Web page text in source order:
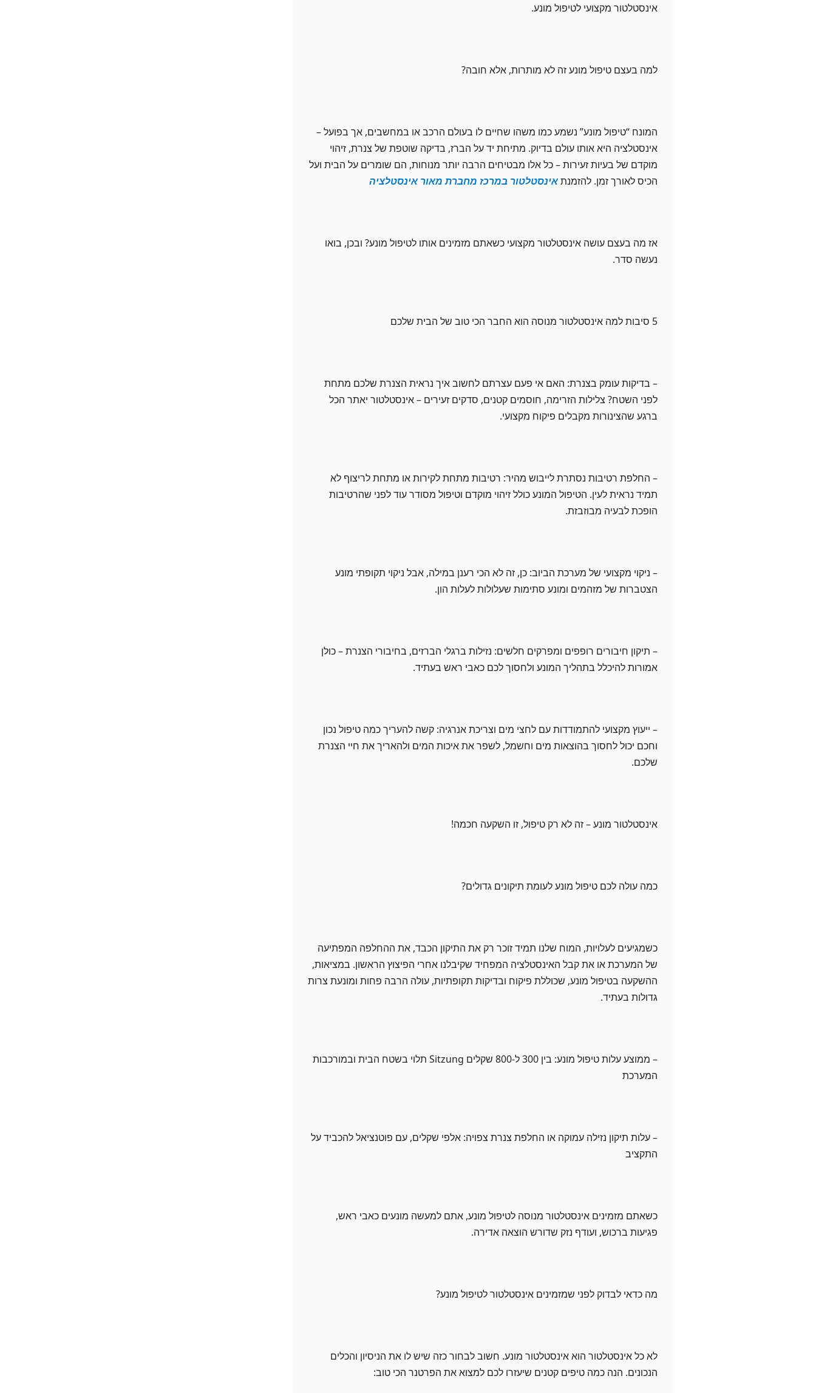
אינסטלטור מקצועי לטיפול מונע.
למה בעצם טיפול מונע זה לא מותרות, אלא חובה?
המונח “טיפול מונע” נשמע כמו משהו שחיים לו בעולם הרכב או במחשבים, אך בפועל –
אינסטלציה היא אותו עולם בדיוק. מתיחת יד על הברז, בדיקה שוטפת של צנרת, זיהוי
מוקדם של בעיות זעירות – כל אלו מבטיחים הרבה יותר מנוחות, הם שומרים על הבית ועל
הכיס לאורך זמן. להזמנתאינסטלטור במרכז מחברת מאור אינסטלציה
אז מה בעצם עושה אינסטלטור מקצועי כשאתם מזמינים אותו לטיפול מונע? ובכן, בואו
נעשה סדר.
5 סיבות למה אינסטלטור מנוסה הוא החבר הכי טוב של הבית שלכם
– בדיקות עומק בצנרת: האם אי פעם עצרתם לחשוב איך נראית הצנרת שלכם מתחת
לפני השטח? צלילות הזרימה, חוסמים קטנים, סדקים זעירים – אינסטלטור יאתר הכל
ברגע שהצינורות מקבלים פיקוח מקצועי.
– החלפת רטיבות נסתרת לייבוש מהיר: רטיבות מתחת לקירות או מתחת לריצוף לא
תמיד נראית לעין. הטיפול המונע כולל זיהוי מוקדם וטיפול מסודר עוד לפני שהרטיבות
הופכת לבעיה מבוזבזת.
– ניקוי מקצועי של מערכת הביוב: כן, זה לא הכי רענן במילה, אבל ניקוי תקופתי מונע
הצטברות של מזהמים ומונע סתימות שעלולות לעלות הון.
– תיקון חיבורים רופפים ומפרקים חלשים: נזילות ברגלי הברזים, בחיבורי הצנרת – כולן
אמורות להיכלל בתהליך המונע ולחסוך לכם כאבי ראש בעתיד.
– ייעוץ מקצועי להתמודדות עם לחצי מים וצריכת אנרגיה: קשה להעריך כמה טיפול נכון
וחכם יכול לחסוך בהוצאות מים וחשמל, לשפר את איכות המים ולהאריך את חיי הצנרת
שלכם.
אינסטלטור מונע – זה לא רק טיפול, זו השקעה חכמה!
כמה עולה לכם טיפול מונע לעומת תיקונים גדולים?
כשמגיעים לעלויות, המוח שלנו תמיד זוכר רק את התיקון הכבד, את ההחלפה המפתיעה
של המערכת או את קבל האינסטלציה המפחיד שקיבלנו אחרי הפיצוץ הראשון. במציאות,
ההשקעה בטיפול מונע, שכוללת פיקוח ובדיקות תקופתיות, עולה הרבה פחות ומונעת צרות
גדולות בעתיד.
– ממוצע עלות טיפול מונע: בין 300 ל-800 שקלים Sitzung תלוי בשטח הבית ובמורכבות
המערכת
– עלות תיקון נזילה עמוקה או החלפת צנרת צפויה: אלפי שקלים, עם פוטנציאל להכביד על
התקציב
כשאתם מזמינים אינסטלטור מנוסה לטיפול מונע, אתם למעשה מונעים כאבי ראש,
פגיעות ברכוש, ועודף נזק שדורש הוצאה אדירה.
מה כדאי לבדוק לפני שמזמינים אינסטלטור לטיפול מונע?
לא כל אינסטלטור הוא אינסטלטור מונע. חשוב לבחור כזה שיש לו את הניסיון והכלים
הנכונים. הנה כמה טיפים קטנים שיעזרו לכם למצוא את הפרטנר הכי טוב: